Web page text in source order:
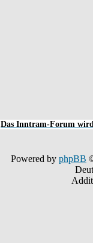
Das Inntram-Forum
Powered by phpBB